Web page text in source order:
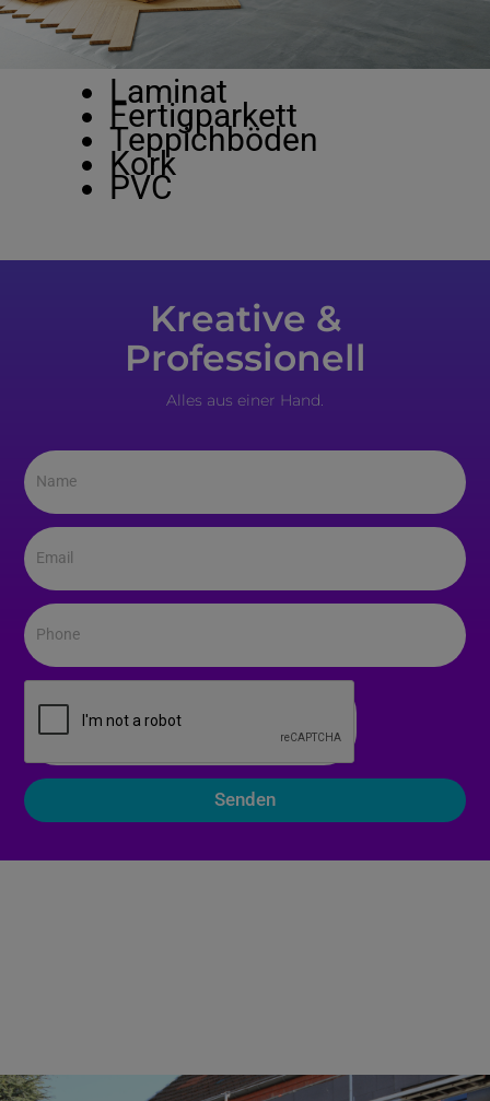
Laminat
Fertigparkett
Teppichböden
Kork
PVC
Kreative &
Professionell
Alles aus einer Hand.
Name
Email
Phone
Senden